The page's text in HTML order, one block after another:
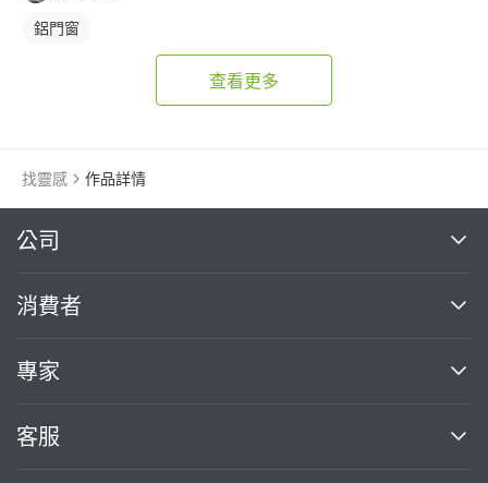
鋁門窗
查看更多
找靈感 作品詳情
公司
關於我們
部落格
加入我們
消費者
買服務
熱門服務
專家
案件中心
客服
繼續完成